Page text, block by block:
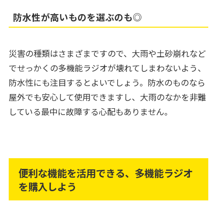
防水性が高いものを選ぶのも◎
災害の種類はさまざまですので、大雨や土砂崩れなど
でせっかくの多機能ラジオが壊れてしまわないよう、
防水性にも注目するとよいでしょう。防水のものなら
屋外でも安心して使用できますし、大雨のなかを非難
している最中に故障する心配もありません。
便利な機能を活用できる、多機能ラジオ
を購入しよう